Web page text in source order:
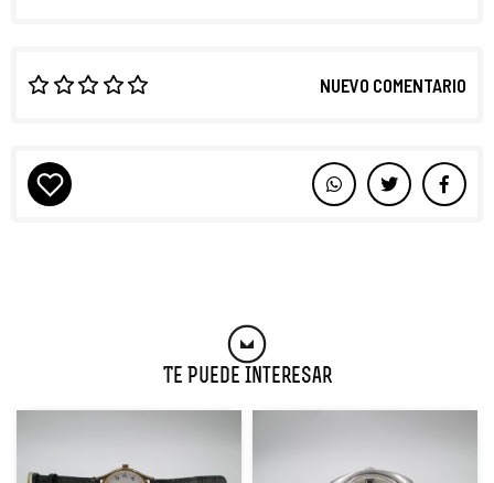
NUEVO COMENTARIO
Te Puede Interesar